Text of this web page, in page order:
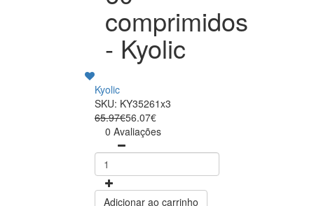
comprimidos
- Kyolic
Kyolic
SKU: KY35261x3
65.97€56.07€
0 Avaliações
Adicionar ao carrinho